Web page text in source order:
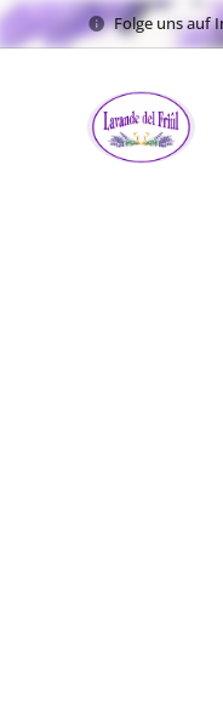
Folge uns auf